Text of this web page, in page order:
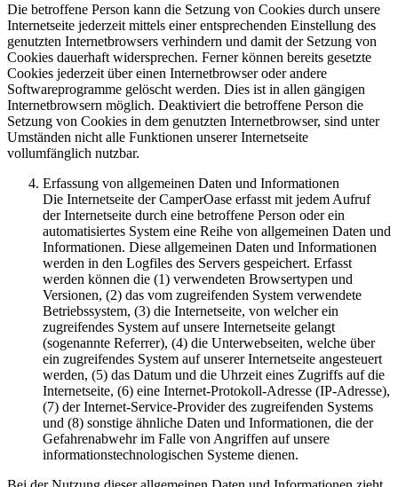
Die betroffene Person kann die Setzung von Cookies durch unsere
Internetseite jederzeit mittels einer entsprechenden Einstellung des
genutzten Internetbrowsers verhindern und damit der Setzung von
Cookies dauerhaft widersprechen. Ferner können bereits gesetzte
Cookies jederzeit über einen Internetbrowser oder andere
Softwareprogramme gelöscht werden. Dies ist in allen gängigen
Internetbrowsern möglich. Deaktiviert die betroffene Person die
Setzung von Cookies in dem genutzten Internetbrowser, sind unter
Umständen nicht alle Funktionen unserer Internetseite
vollumfänglich nutzbar.
Erfassung von allgemeinen Daten und Informationen
Die Internetseite der CamperOase erfasst mit jedem Aufruf
der Internetseite durch eine betroffene Person oder ein
automatisiertes System eine Reihe von allgemeinen Daten und
Informationen. Diese allgemeinen Daten und Informationen
werden in den Logfiles des Servers gespeichert. Erfasst
werden können die (1) verwendeten Browsertypen und
Versionen, (2) das vom zugreifenden System verwendete
Betriebssystem, (3) die Internetseite, von welcher ein
zugreifendes System auf unsere Internetseite gelangt
(sogenannte Referrer), (4) die Unterwebseiten, welche über
ein zugreifendes System auf unserer Internetseite angesteuert
werden, (5) das Datum und die Uhrzeit eines Zugriffs auf die
Internetseite, (6) eine Internet-Protokoll-Adresse (IP-Adresse),
(7) der Internet-Service-Provider des zugreifenden Systems
und (8) sonstige ähnliche Daten und Informationen, die der
Gefahrenabwehr im Falle von Angriffen auf unsere
informationstechnologischen Systeme dienen.